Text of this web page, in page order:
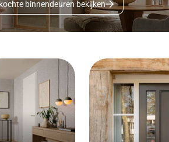
binnendeuren bekijken